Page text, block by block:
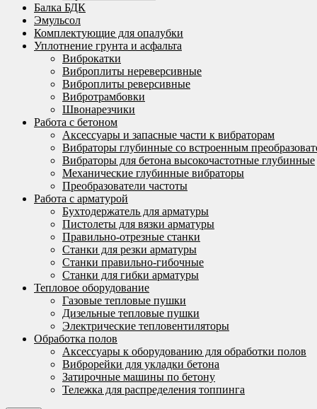
Балка БДК
Эмульсол
Комплектующие для опалубки
Уплотнение грунта и асфальта
Виброкатки
Виброплиты нереверсивные
Виброплиты реверсивные
Вибротрамбовки
Швонарезчики
Работа с бетоном
Аксессуары и запасные части к вибраторам
Вибраторы глубинные со встроенным
Вибраторы для бетона высокочастотные глубинные
Механические глубинные вибраторы
Преобразователи частоты
Работа с арматурой
Бухтодержатель для арматуры
Пистолеты для вязки арматуры
Правильно-отрезные станки
Станки для резки арматуры
Станки правильно-гибочные
Станки для гибки арматуры
Тепловое оборудование
Газовые тепловые пушки
Дизельные тепловые пушки
Электрические тепловентиляторы
Обработка полов
Аксессуары к оборудованию для обработки полов
Виброрейки для укладки бетона
Затирочные машины по бетону
Тележка для распределения топпинга